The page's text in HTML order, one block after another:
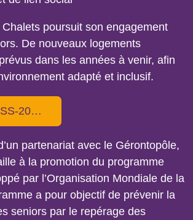
poursuit son engagement
De nouveaux logements
dans les années à venir, afin
adapté et inclusif.
PlaquetteHSS-2026-BDpap1.pdf (3.33 Mo)
partenariat avec le Gérontopôle,
à la promotion du programme
par l’Organisation Mondiale de la
a pour objectif de prévenir la
seniors par le repérage des